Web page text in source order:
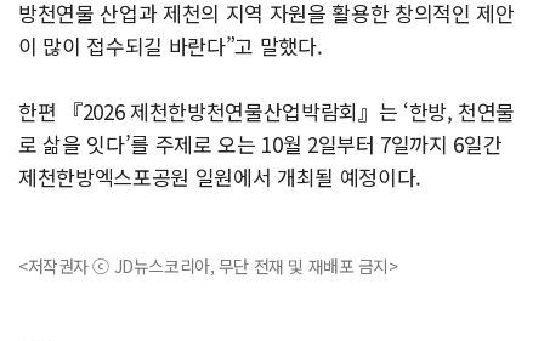
방천연물 산업과 제천의 지역 자원을 활용한 창의적인 제안
이 많이 접수되길 바란다”고 말했다.
한편 『2026 제천한방천연물산업박람회』는 ‘한방, 천연물
로 삶을 잇다’를 주제로 오는 10월 2일부터 7일까지 6일간
제천한방엑스포공원 일원에서 개최될 예정이다.
<저작권자 ⓒ JD뉴스코리아, 무단 전재 및 재배포 금지>